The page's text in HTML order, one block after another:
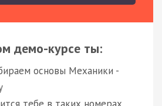
демо-курсе ты:
основы Механики -